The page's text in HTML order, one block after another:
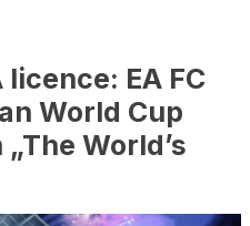
EA FC
World Cup
World’s